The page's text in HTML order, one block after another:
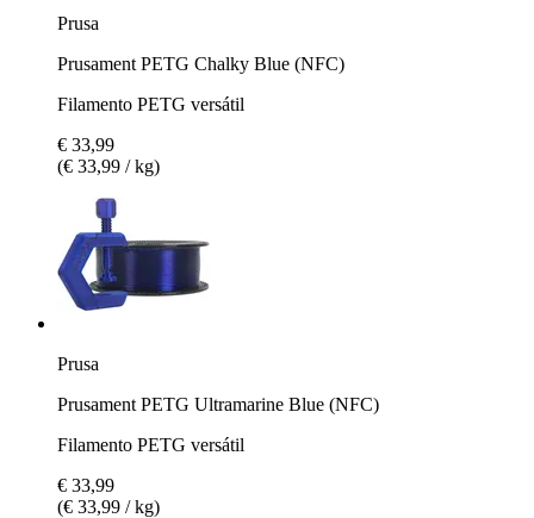
Prusa
Prusament PETG Chalky Blue (NFC)
Filamento PETG versátil
€ 33,99
(€ 33,99 / kg)
Prusa
Prusament PETG Ultramarine Blue (NFC)
Filamento PETG versátil
€ 33,99
(€ 33,99 / kg)